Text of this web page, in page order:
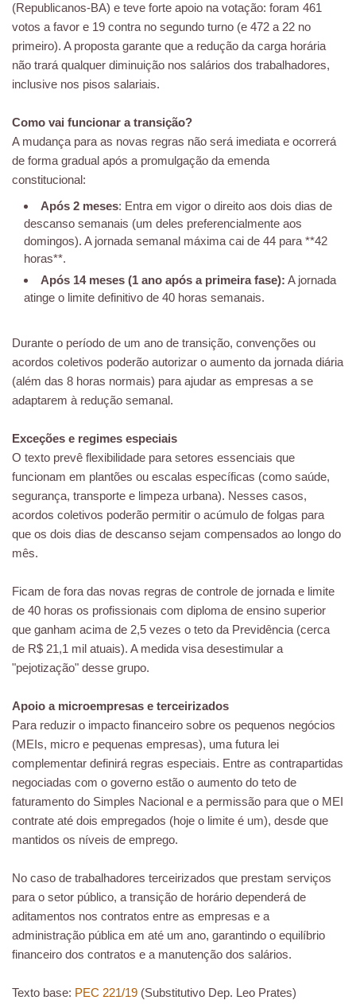
(Republicanos-BA) e teve forte apoio na votação: foram 461
votos a favor e 19 contra no segundo turno (e 472 a 22 no
primeiro). A proposta garante que a redução da carga horária
não trará qualquer diminuição nos salários dos trabalhadores,
inclusive nos pisos salariais.
Como vai funcionar a transição?
A mudança para as novas regras não será imediata e ocorrerá
de forma gradual após a promulgação da emenda
constitucional:
Após 2 meses: Entra em vigor o direito aos dois dias de
descanso semanais (um deles preferencialmente aos
domingos). A jornada semanal máxima cai de 44 para **42
horas**.
Após 14 meses (1 ano após a primeira fase): A jornada
atinge o limite definitivo de 40 horas semanais.
Durante o período de um ano de transição, convenções ou
acordos coletivos poderão autorizar o aumento da jornada diária
(além das 8 horas normais) para ajudar as empresas a se
adaptarem à redução semanal.
Exceções e regimes especiais
O texto prevê flexibilidade para setores essenciais que
funcionam em plantões ou escalas específicas (como saúde,
segurança, transporte e limpeza urbana). Nesses casos,
acordos coletivos poderão permitir o acúmulo de folgas para
que os dois dias de descanso sejam compensados ao longo do
mês.
Ficam de fora das novas regras de controle de jornada e limite
de 40 horas os profissionais com diploma de ensino superior
que ganham acima de 2,5 vezes o teto da Previdência (cerca
de R$ 21,1 mil atuais). A medida visa desestimular a
"pejotização" desse grupo.
Apoio a microempresas e terceirizados
Para reduzir o impacto financeiro sobre os pequenos negócios
(MEIs, micro e pequenas empresas), uma futura lei
complementar definirá regras especiais. Entre as contrapartidas
negociadas com o governo estão o aumento do teto de
faturamento do Simples Nacional e a permissão para que o MEI
contrate até dois empregados (hoje o limite é um), desde que
mantidos os níveis de emprego.
No caso de trabalhadores terceirizados que prestam serviços
para o setor público, a transição de horário dependerá de
aditamentos nos contratos entre as empresas e a
administração pública em até um ano, garantindo o equilíbrio
financeiro dos contratos e a manutenção dos salários.
Texto base: PEC 221/19 (Substitutivo Dep. Leo Prates)